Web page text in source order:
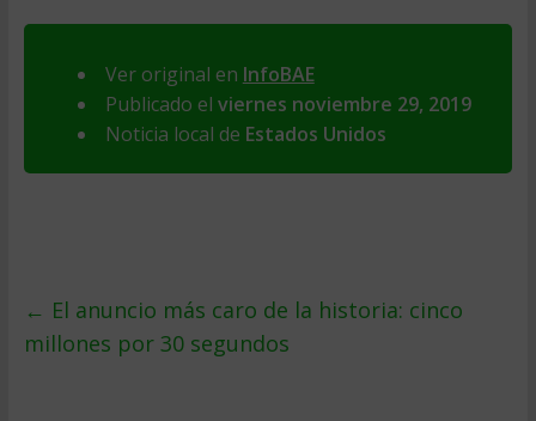
Ver original en InfoBAE
Publicado el viernes noviembre 29, 2019
Noticia local de Estados Unidos
← El anuncio más caro de la historia: cinco
millones por 30 segundos